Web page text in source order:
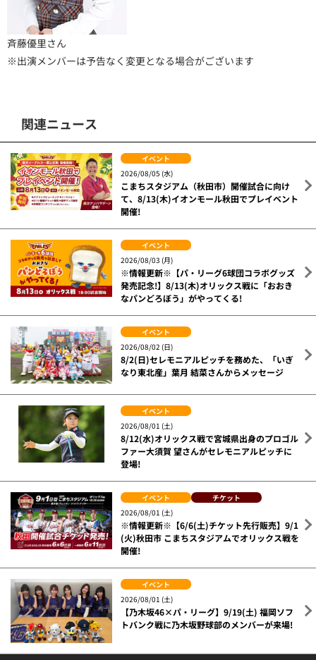
斉藤優里さん
※出演メンバーは予告なく変更となる場合がございます
関連ニュース
イベント
2026/08/05 (水)
こまちスタジアム（秋田市）開催試合に向け
て、8/13(木)イオンモール秋田でプレイベント
開催!
イベント
2026/08/03 (月)
※情報更新※【パ・リーグ6球団コラボグッズ
発売記念!】8/13(木)オリックス戦に「おおき
なパンどろぼう」がやってくる!
イベント
2026/08/02 (日)
8/2(日)セレモニアルピッチを務めた、「いぎ
なり東北産」葉月 結菜さんからメッセージ
イベント
2026/08/01 (土)
8/12(水)オリックス戦で宮城県出身のプロゴル
ファー大須賀 望さんがセレモニアルピッチに
登場!
イベント
チケット
2026/08/01 (土)
※情報更新※【6/6(土)チケット先行販売】9/1
(火)秋田市 こまちスタジアムでオリックス戦を
開催!
イベント
2026/08/01 (土)
【乃木坂46×パ・リーグ】9/19(土) 福岡ソフ
トバンク戦に乃木坂野球部のメンバーが来場!